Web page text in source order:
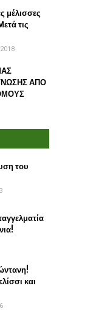
μέλισσες
τις
ΑΠΟ
του
και